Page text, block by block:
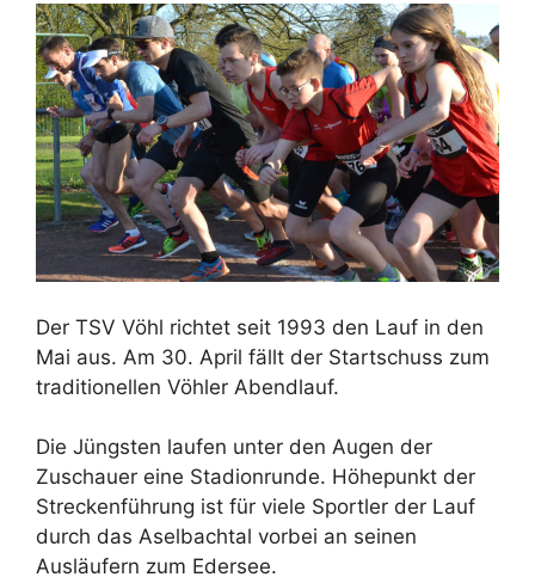
Der TSV Vöhl richtet seit 1993 den Lauf in den
Mai aus. Am 30. April fällt der Startschuss zum
traditionellen Vöhler Abendlauf.
Die Jüngsten laufen unter den Augen der
Zuschauer eine Stadionrunde. Höhepunkt der
Streckenführung ist für viele Sportler der Lauf
durch das Aselbachtal vorbei an seinen
Ausläufern zum Edersee.